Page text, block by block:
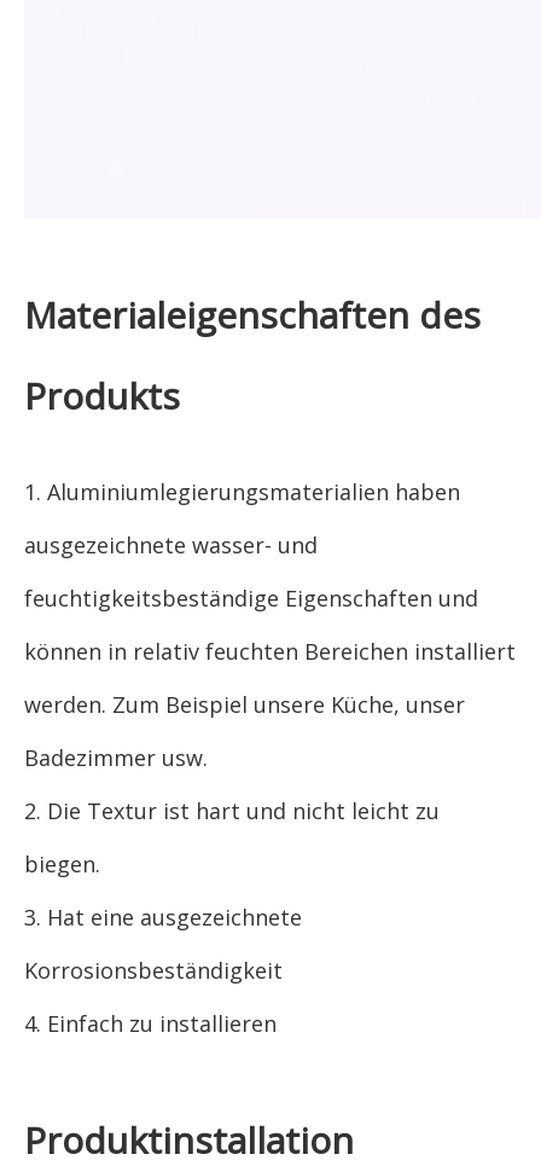
Materialeigenschaften des
Produkts
1. Aluminiumlegierungsmaterialien haben
ausgezeichnete wasser- und
feuchtigkeitsbeständige Eigenschaften und
können in relativ feuchten Bereichen installiert
werden. Zum Beispiel unsere Küche, unser
Badezimmer usw.
2. Die Textur ist hart und nicht leicht zu
biegen.
3. Hat eine ausgezeichnete
Korrosionsbeständigkeit
4. Einfach zu installieren
Produktinstallation